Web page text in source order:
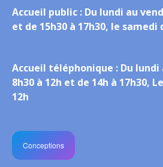
Accueil public : Du lundi au
et de 15h30 à 17h30, le samedi
Accueil téléphonique : Du lundi
8h30 à 12h et de 14h à 17h30,
12h
Conceptions